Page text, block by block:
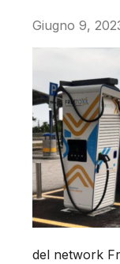
Giugno 9,
del network